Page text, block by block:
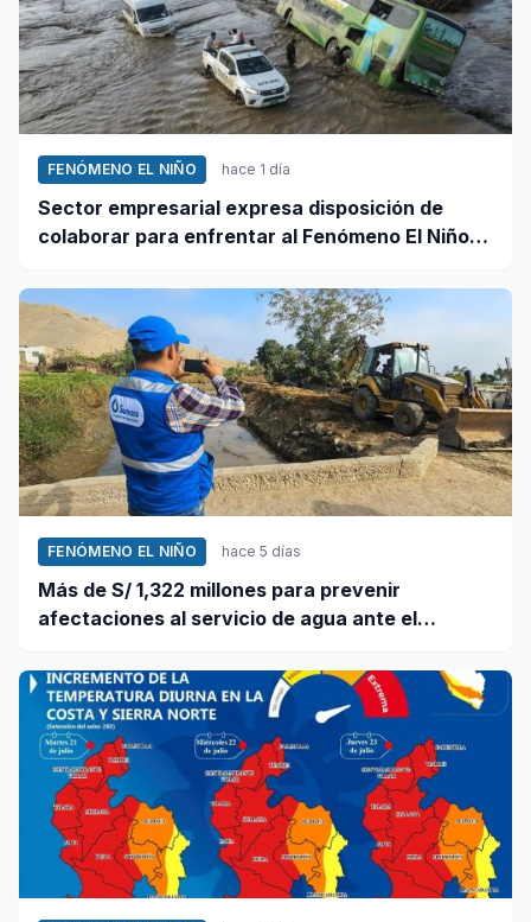
FENÓMENO EL NIÑO hace 1 día
Sector empresarial expresa disposición de
colaborar para enfrentar al Fenómeno El Niño,
FENÓMENO EL NIÑO hace 5 días
Más de S/ 1,322 millones para prevenir
afectaciones al servicio de agua ante el